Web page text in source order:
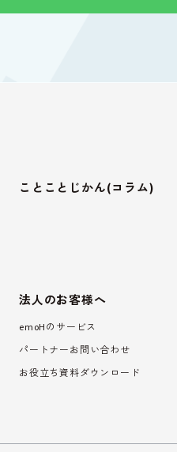
ことことじかん(コラム)
法人のお客様へ
emoHのサービス
パートナーお問い合わせ
お役立ち資料ダウンロード